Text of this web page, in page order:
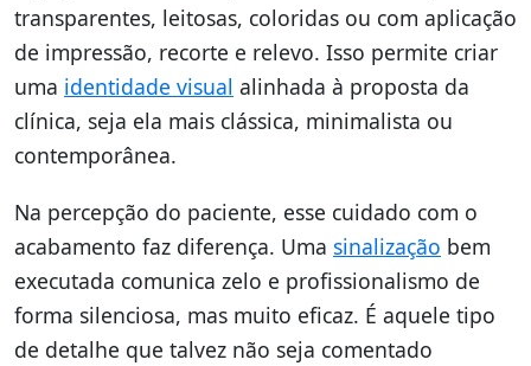
transparentes, leitosas, coloridas ou com aplicação
de impressão, recorte e relevo. Isso permite criar
uma identidade visual alinhada à proposta da
clínica, seja ela mais clássica, minimalista ou
contemporânea.
Na percepção do paciente, esse cuidado com o
acabamento faz diferença. Uma sinalização bem
executada comunica zelo e profissionalismo de
forma silenciosa, mas muito eficaz. É aquele tipo
de detalhe que talvez não seja comentado